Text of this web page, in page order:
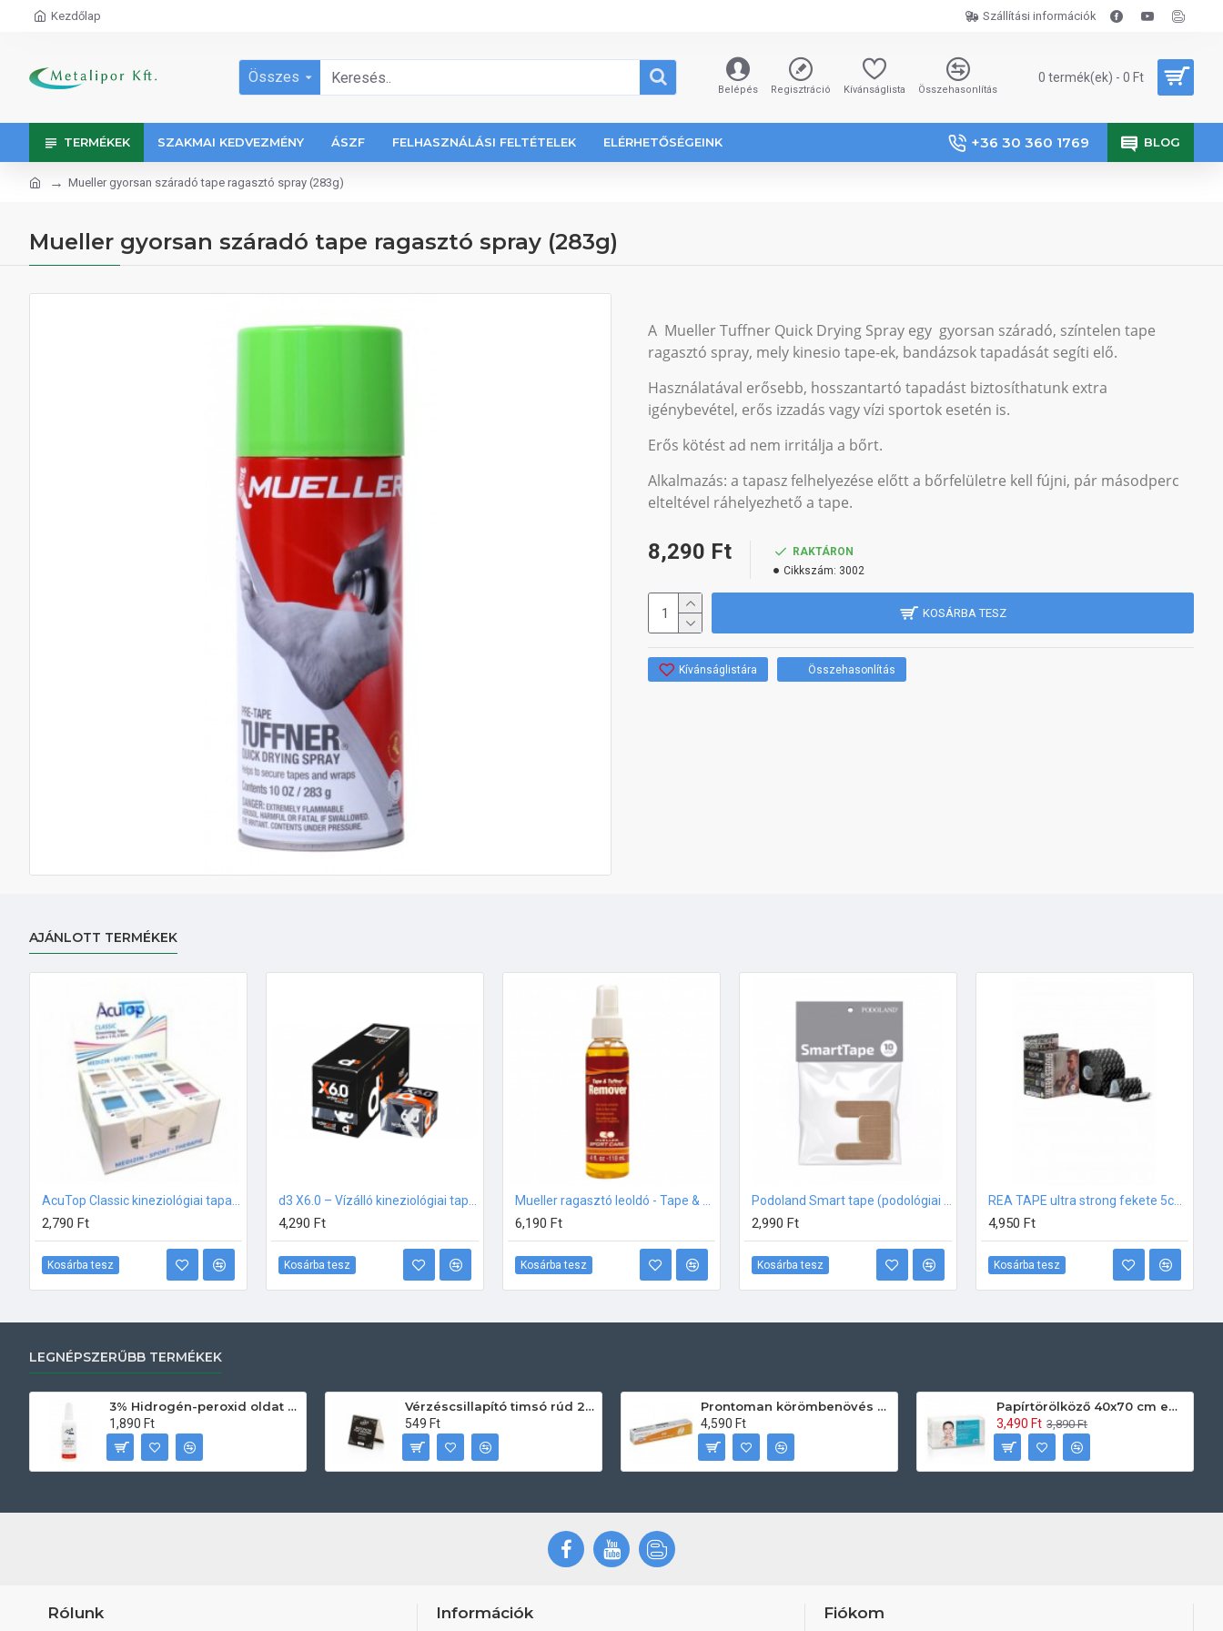
Kezdőlap Szállítási információk
Összes
Belépés Regisztráció Kívánságlista Összehasonlítás
0 termék(ek) - 0 Ft
TERMÉKEK SZAKMAI KEDVEZMÉNY ÁSZF FELHASZNÁLÁSI FELTÉTELEK ELÉRHETŐSÉGEINK +36 30 360 1769 BLOG
Mueller gyorsan száradó tape ragasztó spray (283g)
Mueller gyorsan száradó tape ragasztó spray (283g)
A Mueller Tuffner Quick Drying Spray egy gyorsan száradó, színtelen tape
ragasztó spray, mely kinesio tape-ek, bandázsok tapadását segíti elő.
Használatával erősebb, hosszantartó tapadást biztosíthatunk extra
igénybevétel, erős izzadás vagy vízi sportok esetén is.
Erős kötést ad nem irritálja a bőrt.
Alkalmazás: a tapasz felhelyezése előtt a bőrfelületre kell fújni, pár másodperc
elteltével ráhelyezhető a tape.
8,290 Ft
RAKTÁRON
Cikkszám: 3002
KOSÁRBA TESZ
Kívánságlistára Összehasonlítás
AJÁNLOTT TERMÉKEK
2,790 Ft
Kosárba tesz
4,290 Ft
Kosárba tesz
6,190 Ft
Kosárba tesz
2,990 Ft
Kosárba tesz
4,950 Ft
Kosárba tesz
LEGNÉPSZERŰBB TERMÉKEK
3% Hidrogén-peroxid oldat (sebfertőtlenítő) 100ml
1,890 Ft
Vérzéscsillapító timsó rúd 20db
549 Ft
Prontoman körömbenövés kezelő gél tamponáláshoz 20 ml
4,590 Ft
Papírtörölköző 40x70 cm egyszerhasználatos 60db/csomag
3,490 Ft 3,890 Ft
Rólunk Információk Fiókom